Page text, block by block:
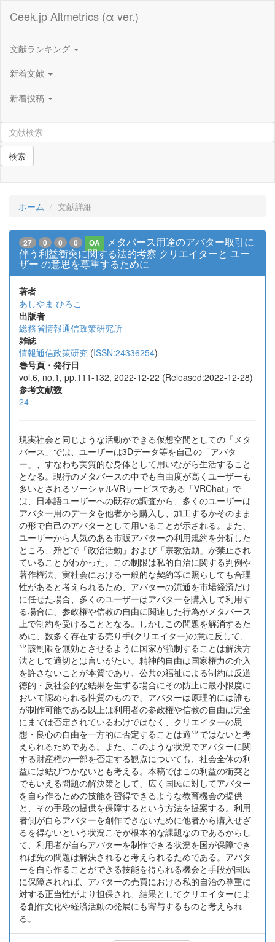
Ceek.jp Altmetrics (α ver.)
文献ランキング
新着文献
新着投稿
検索
ホーム 文献詳細
27 0 0 0 OA
メタバース用途のアバター取引に
伴う利益衝突に関する法的考察 クリエイターと ユー
ザー の意思を尊重するために
著者
あしやま ひろこ
出版者
総務省情報通信政策研究所
雑誌
情報通信政策研究 (ISSN:24336254)
巻号頁・発行日
vol.6, no.1, pp.111-132, 2022-12-22 (Released:2022-12-28)
参考文献数
24
現実社会と同じような活動ができる仮想空間としての「メタ
バース」では、ユーザーは3Dデータ等を自己の「アバタ
ー」、すなわち実質的な身体として用いながら生活すること
となる。現行のメタバースの中でも自由度が高くユーザーも
多いとされるソーシャルVRサービスである「VRChat」で
は、日本語ユーザーへの既存の調査から、多くのユーザーは
アバター用のデータを他者から購入し、加工するかそのまま
の形で自己のアバターとして用いることが示される。また、
ユーザーから人気のある市販アバターの利用規約を分析した
ところ、殆どで「政治活動」および「宗教活動」が禁止され
ていることがわかった。この制限は私的自治に関する判例や
著作権法、実社会における一般的な契約等に照らしても合理
性があると考えられるため、アバターの流通を市場経済だけ
に任せた場合、多くのユーザーはアバターを購入して利用す
る場合に、参政権や信教の自由に関連した行為がメタバース
上で制約を受けることとなる。しかしこの問題を解消するた
めに、数多く存在する売り手(クリエイター)の意に反して、
当該制限を無効とさせるように国家が強制することは解決方
法として適切とは言いがたい。精神的自由は国家権力の介入
を許さないことが本質であり、公共の福祉による制約は反道
徳的・反社会的な結果を生ずる場合にその防止に最小限度に
おいて認められる性質のもので、アバターは原理的には誰も
が制作可能である以上は利用者の参政権や信教の自由は完全
にまでは否定されているわけではなく、クリエイターの思
想・良心の自由を一方的に否定することは適当ではないと考
えられるためである。また、このような状況でアバターに関
する財産権の一部を否定する観点についても、社会全体の利
益には結びつかないとも考える。本稿ではこの利益の衝突と
でもいえる問題の解決策として、広く国民に対してアバター
を自ら作るための技能を習得できるような教育機会の提供
と、その手段の提供を保障するという方法を提案する。利用
者側が自らアバターを創作できないために他者から購入せざ
るを得ないという状況こそが根本的な課題なのであるからし
て、利用者が自らアバターを制作できる状況を国が保障でき
れば先の問題は解決されると考えられるためである。アバタ
ーを自ら作ることができる技能を得られる機会と手段が国民
に保障されれば、アバターの売買における私的自治の尊重に
対する正当性がより担保され、結果としてクリエイターによ
る創作文化や経済活動の発展にも寄与するものと考えられ
る。